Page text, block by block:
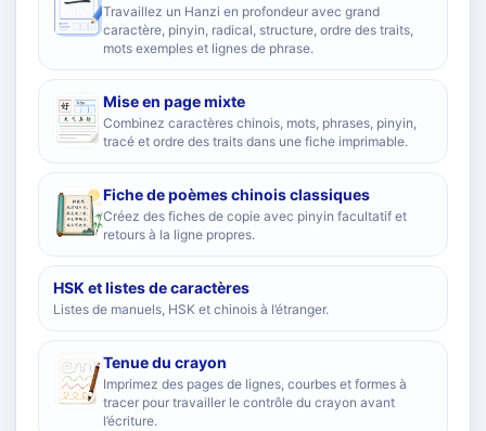
Travaillez un Hanzi en profondeur avec grand
caractère, pinyin, radical, structure, ordre des traits,
mots exemples et lignes de phrase.
Mise en page mixte
Combinez caractères chinois, mots, phrases, pinyin,
tracé et ordre des traits dans une fiche imprimable.
Fiche de poèmes chinois classiques
Créez des fiches de copie avec pinyin facultatif et
retours à la ligne propres.
HSK et listes de caractères
Listes de manuels, HSK et chinois à l’étranger.
Tenue du crayon
Imprimez des pages de lignes, courbes et formes à
tracer pour travailler le contrôle du crayon avant
l’écriture.